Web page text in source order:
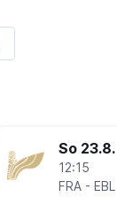
So 23.8.
12:15
FRA - EBL